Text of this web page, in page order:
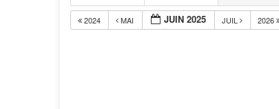
2024 MAI JUIN 2025 JUIL 2026